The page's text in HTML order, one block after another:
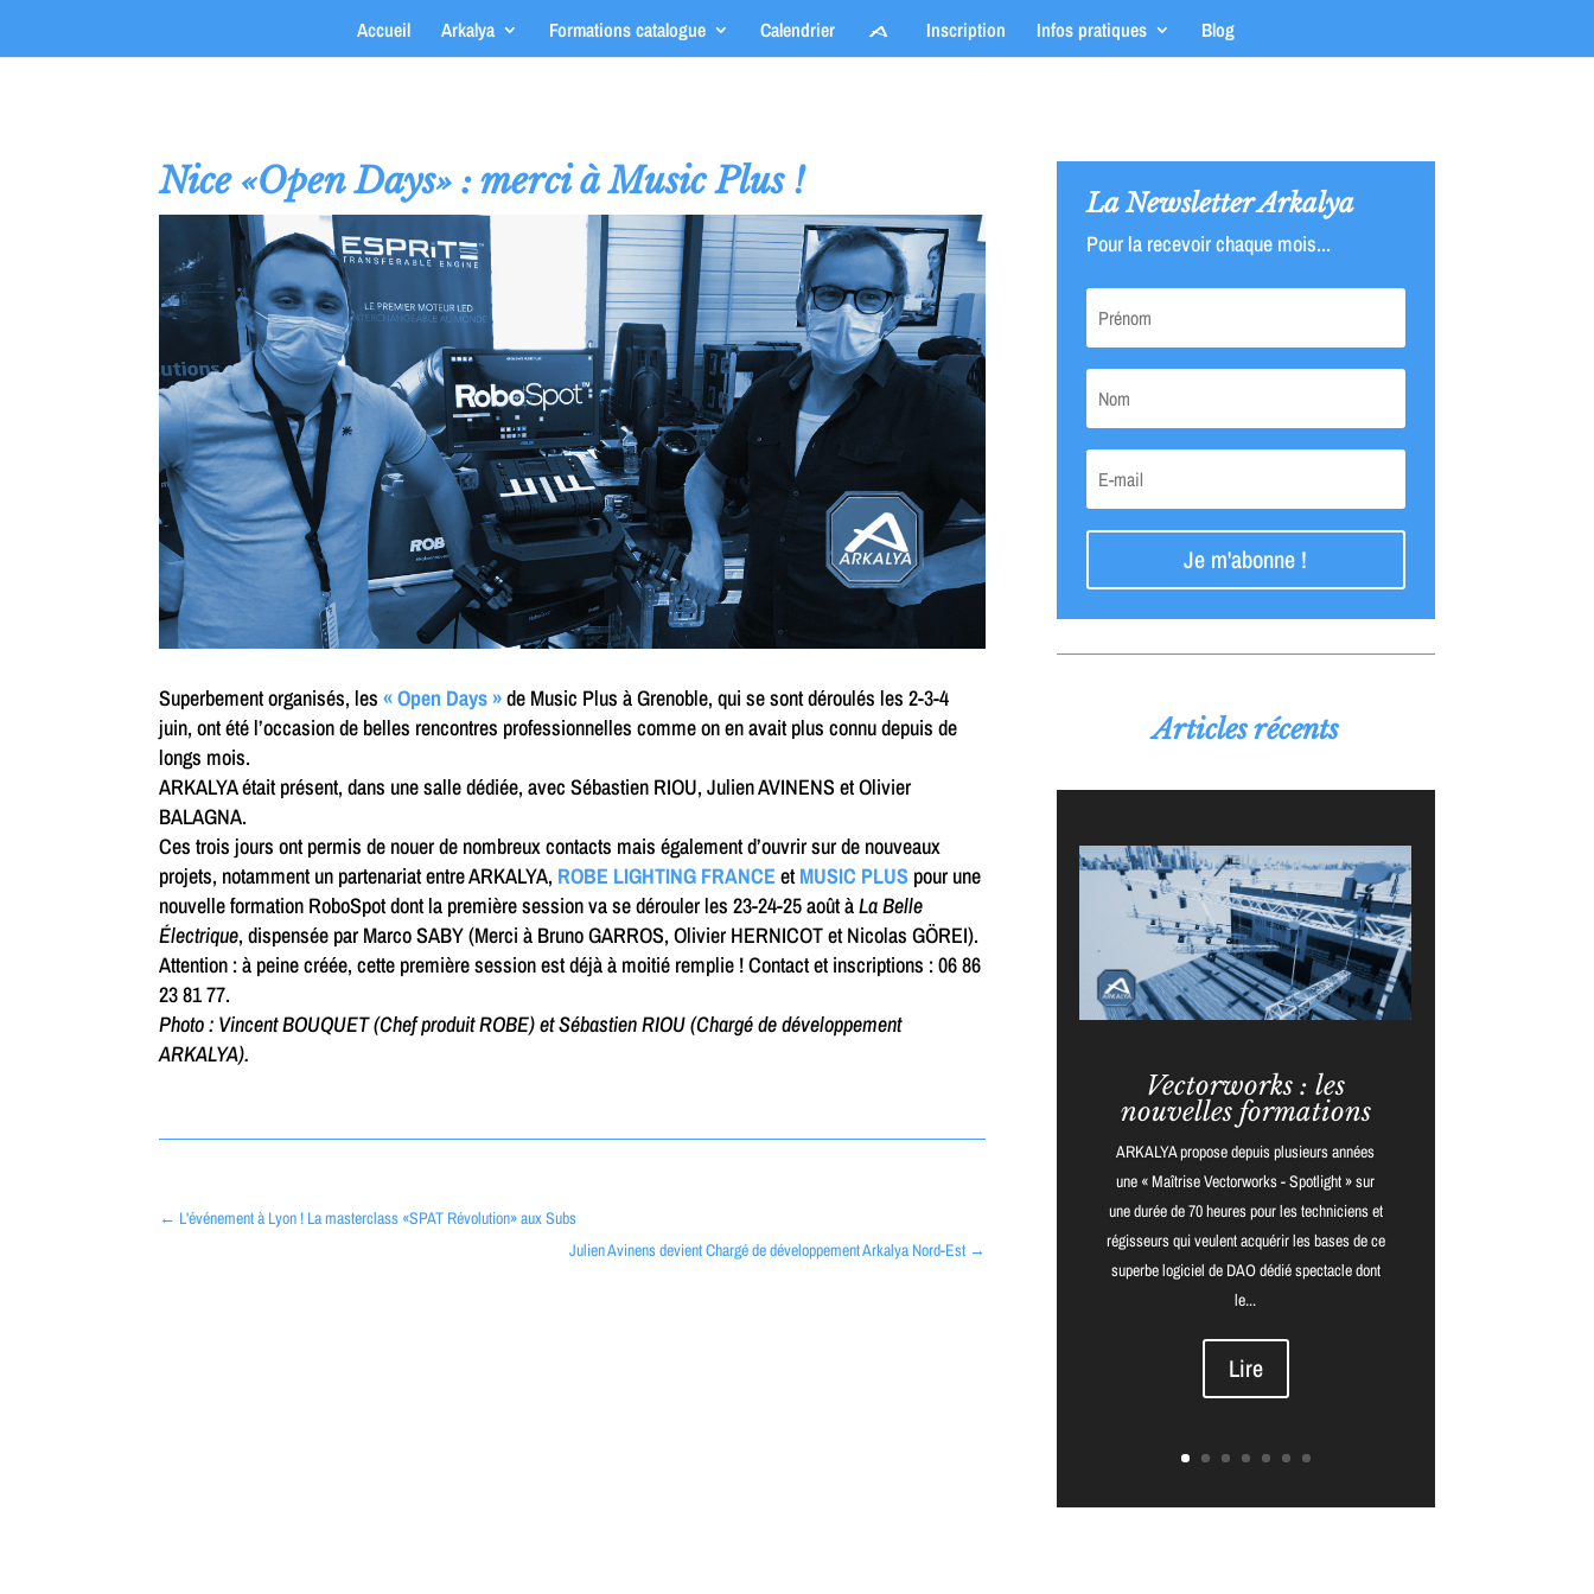
Accueil Arkalya Formations catalogue Calendrier Inscription Infos pratiques Blog
Nice «Open Days» : merci à Music Plus !
Superbement organisés, les« Open Days »de Music Plus à Grenoble, qui se sont déroulés les 2-3-4
juin, ont été l’occasion de belles rencontres professionnelles comme on en avait plus connu depuis de
longs mois.
ARKALYA était présent, dans une salle dédiée, avec Sébastien RIOU, Julien AVINENS et Olivier
BALAGNA.
Ces trois jours ont permis de nouer de nombreux contacts mais également d’ouvrir sur de nouveaux
projets, notamment un partenariat entre ARKALYA, ROBE LIGHTING FRANCE etMUSIC PLUS pour une
nouvelle formation RoboSpot dont la première session va se dérouler les 23-24-25 août àLa Belle
Électrique, dispensée par Marco SABY (Merci à Bruno GARROS, Olivier HERNICOT et Nicolas GÖREI).
Attention : à peine créée, cette première session est déjà à moitié remplie ! Contact et inscriptions : 06 86
23 81 77.
Photo : Vincent BOUQUET (Chef produit ROBE) et Sébastien RIOU (Chargé de développement
ARKALYA).
← L'événement à Lyon ! La masterclass «SPAT Révolution» aux Subs
Julien Avinens devient Chargé de développement Arkalya Nord-Est →
La Newsletter Arkalya
Pour la recevoir chaque mois...
Je m'abonne !
Articles récents
Vectorworks : les
nouvelles formations
ARKALYA propose depuis plusieurs années
une « Maîtrise Vectorworks - Spotlight » sur
une durée de 70 heures pour les techniciens et
régisseurs qui veulent acquérir les bases de ce
superbe logiciel de DAO dédié spectacle dont
le...
Lire